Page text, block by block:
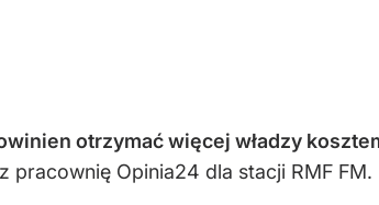
otrzymać więcej władzy
pracownię Opinia24 dla stacji RMF FM.